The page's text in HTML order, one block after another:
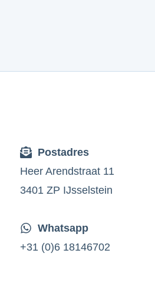
Postadres
Heer Arendstraat 11
3401 ZP IJsselstein
Whatsapp
+31 (0)6 18146702